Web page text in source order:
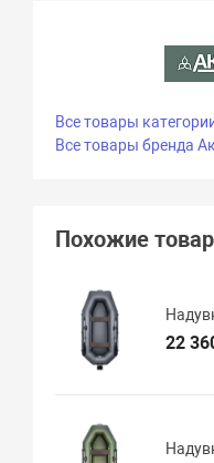
Все товары
Все товары бренда
Похожие
22